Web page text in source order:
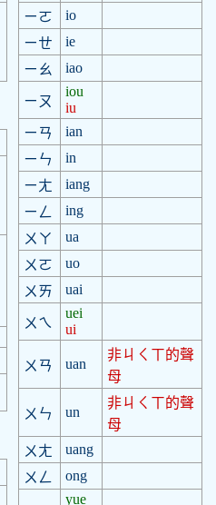
ㄧㄛ
io
ㄧㄝ
ie
ㄧㄠ
iao
ㄧㄡ
iou
iu
ㄧㄢ
ian
ㄧㄣ
in
ㄧㄤ
iang
ㄧㄥ
ing
ㄨㄚ
ua
ㄨㄛ
uo
ㄨㄞ
uai
ㄨㄟ
uei
ui
ㄨㄢ uan
非ㄐㄑㄒ的聲
母
ㄨㄣ un
非ㄐㄑㄒ的聲
母
ㄨㄤ
uang
ㄨㄥ
ong
yue